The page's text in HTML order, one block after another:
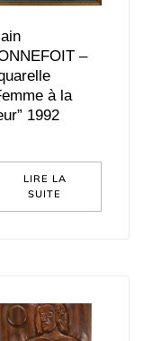
–
à la
1992
LIRE LA
SUITE